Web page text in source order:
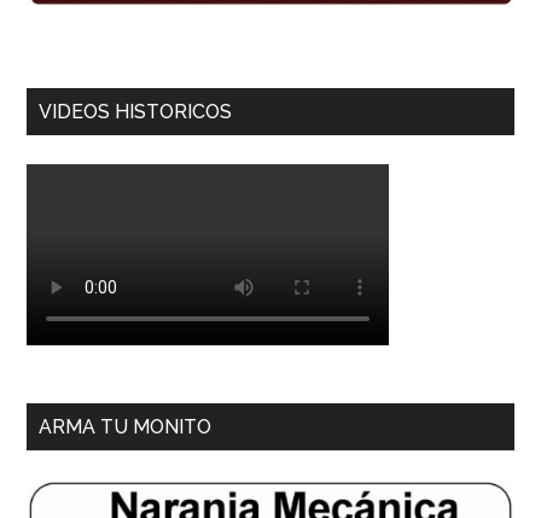
VIDEOS HISTORICOS
ARMA TU MONITO